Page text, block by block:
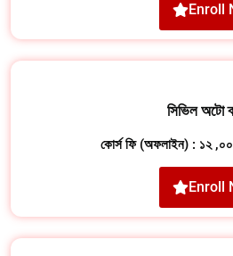
Enroll
সিভিল অটো
কোর্স ফি (অফলাইন) : ১২
Enroll